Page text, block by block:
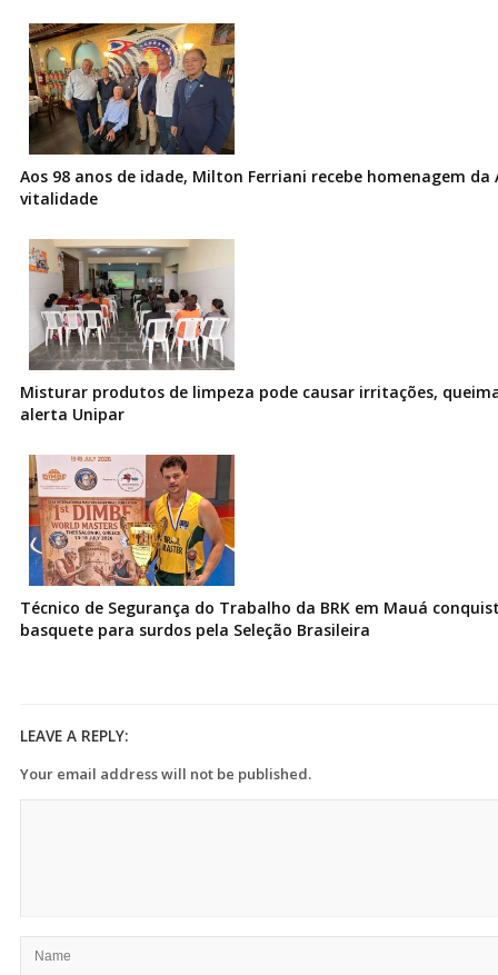
Aos 98 anos de idade, Milton Ferriani recebe homenagem da
vitalidade
Misturar produtos de limpeza pode causar irritações,
alerta Unipar
Técnico de Segurança do Trabalho da BRK em Mauá
basquete para surdos pela Seleção Brasileira
LEAVE A REPLY:
Your email address will not be published.